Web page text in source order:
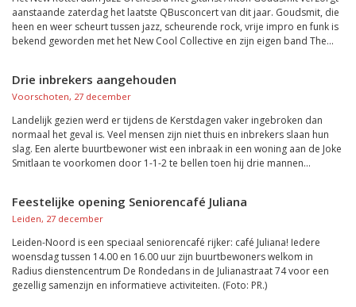
aanstaande zaterdag het laatste QBusconcert van dit jaar. Goudsmit, die
heen en weer scheurt tussen jazz, scheurende rock, vrije impro en funk is
bekend geworden met het New Cool Collective en zijn eigen band The...
Drie inbrekers aangehouden
Voorschoten, 27 december
Landelijk gezien werd er tijdens de Kerstdagen vaker ingebroken dan
normaal het geval is. Veel mensen zijn niet thuis en inbrekers slaan hun
slag. Een alerte buurtbewoner wist een inbraak in een woning aan de Joke
Smitlaan te voorkomen door 1-1-2 te bellen toen hij drie mannen...
Feestelijke opening Seniorencafé Juliana
Leiden, 27 december
Leiden-Noord is een speciaal seniorencafé rijker: café Juliana! Iedere
woensdag tussen 14.00 en 16.00 uur zijn buurtbewoners welkom in
Radius dienstencentrum De Rondedans in de Julianastraat 74 voor een
gezellig samenzijn en informatieve activiteiten. (Foto: PR.)